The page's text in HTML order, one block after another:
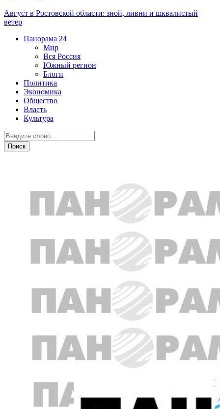
Август в Ростовской области: зной, ливни и шквалистый
ветер
Панорама 24
Мир
Вся Россия
Южный регион
Блоги
Политика
Экономика
Общество
Власть
Культура